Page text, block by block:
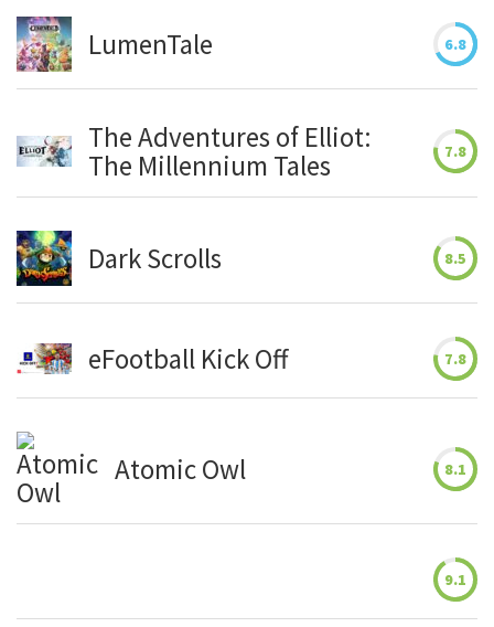
LumenTale 6.8
The Adventures of Elliot:
The Millennium Tales
7.8
Dark Scrolls 8.5
eFootball Kick Off 7.8
Atomic Owl 8.1
9.1